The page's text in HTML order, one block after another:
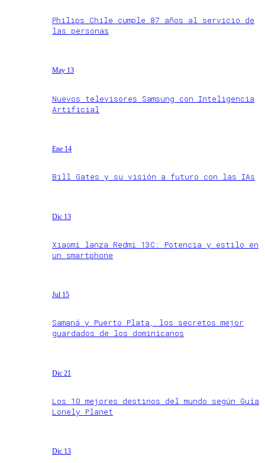
Philips Chile cumple 87 años al servicio de
las personas
May 13
Nuevos televisores Samsung con Inteligencia
Artificial
Ene 14
Bill Gates y su visión a futuro con las IAs
Dic 13
Xiaomi lanza Redmi 13C: Potencia y estilo en
un smartphone
Jul 15
Samaná y Puerto Plata, los secretos mejor
guardados de los dominicanos
Dic 21
Los 10 mejores destinos del mundo según Guía
Lonely Planet
Dic 13